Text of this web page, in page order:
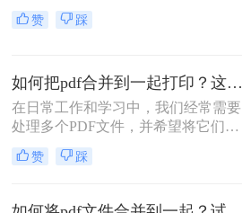
在信息爆炸的职场，我们每天都要与
海量文档打交道。你是否也经常遇到
PDF，或是三份散乱的报告图表
PDF，急需你整理成一个规整的文件
进行提交或归档？
赞 踩
如何把pdf合并到一起打印？这4种合并方法了解一下！
在日常工作和学习中，我们经常需要
处理多个PDF文件，并希望将它们合
并成一个文件进行打印，以便于管理
和节省纸张。那么如何把pdf合并到一
合并PDF文件并打印，每种方法都附
赞 踩